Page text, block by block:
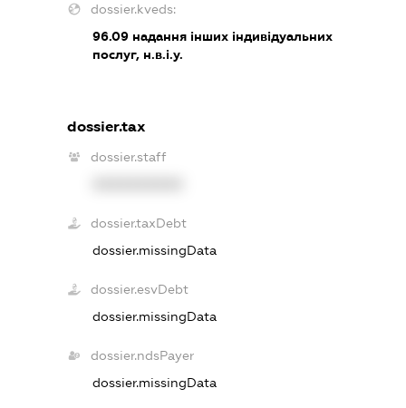
dossier.kveds:
96.09 надання інших індивідуальних
послуг, н.в.і.у.
dossier.tax
dossier.staff
dossier.taxDebt
dossier.missingData
dossier.esvDebt
dossier.missingData
dossier.ndsPayer
dossier.missingData